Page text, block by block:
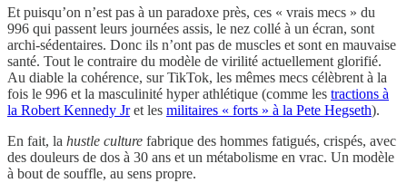
Et puisqu’on n’est pas à un paradoxe près, ces « vrais mecs » du
996 qui passent leurs journées assis, le nez collé à un écran, sont
archi-sédentaires. Donc ils n’ont pas de muscles et sont en mauvaise
santé. Tout le contraire du modèle de virilité actuellement glorifié.
Au diable la cohérence, sur TikTok, les mêmes mecs célèbrent à la
fois le 996 et la masculinité hyper athlétique (comme les tractions à
la Robert Kennedy Jret les militaires « forts » à la Pete Hegseth).
En fait, la hustle culture fabrique des hommes fatigués, crispés, avec
des douleurs de dos à 30 ans et un métabolisme en vrac. Un modèle
à bout de souffle, au sens propre.